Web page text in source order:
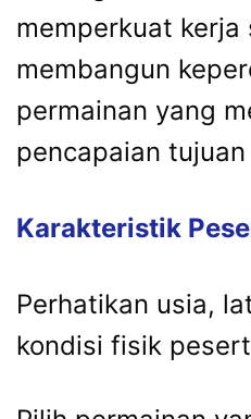
memperkuat kerja
membangun
permainan yang
pencapaian
Karakteristik
Perhatikan usia,
kondisi fisik